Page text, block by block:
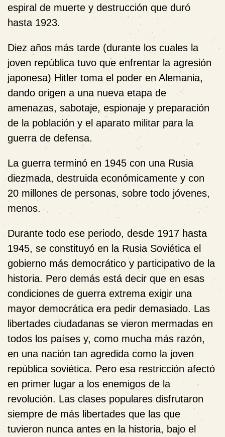
espiral de muerte y destrucción que duró
hasta 1923.
Diez años más tarde (durante los cuales la
joven república tuvo que enfrentar la agresión
japonesa) Hitler toma el poder en Alemania,
dando origen a una nueva etapa de
amenazas, sabotaje, espionaje y preparación
de la población y el aparato militar para la
guerra de defensa.
La guerra terminó en 1945 con una Rusia
diezmada, destruida económicamente y con
20 millones de personas, sobre todo jóvenes,
menos.
Durante todo ese periodo, desde 1917 hasta
1945, se constituyó en la Rusia Soviética el
gobierno más democrático y participativo de la
historia. Pero demás está decir que en esas
condiciones de guerra extrema exigir una
mayor democrática era pedir demasiado. Las
libertades ciudadanas se vieron mermadas en
todos los países y, como mucha más razón,
en una nación tan agredida como la joven
república soviética. Pero esa restricción afectó
en primer lugar a los enemigos de la
revolución. Las clases populares disfrutaron
siempre de más libertades que las que
tuvieron nunca antes en la historia, bajo el